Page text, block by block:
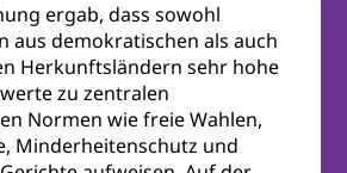
ergab, dass sowohl
aus demokratischen als auch
Herkunftsländern sehr hohe
zu zentralen
Normen wie freie Wahlen,
Minderheitenschutz und